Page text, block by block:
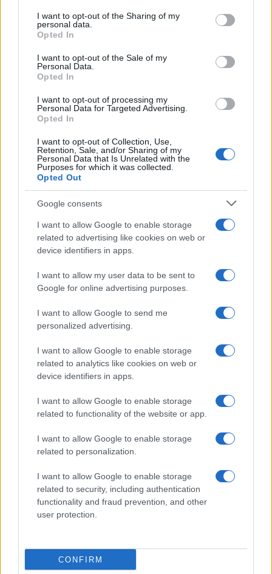
disclose it to other third parties.
Please note that this website/app uses one or more Google
services and may gather and store information including but
not limited to your visit or usage behaviour. You may click to
grant or deny consent to Google and its third-party tags to
consent section.
I want to opt-out of the Sharing of my
personal data.
Opted In
I want to opt-out of the Sale of my
Personal Data.
Opted In
I want to opt-out of processing my
Personal Data for Targeted Advertising.
Opted In
I want to opt-out of Collection, Use,
Retention, Sale, and/or Sharing of my
Personal Data that Is Unrelated with the
Purposes for which it was collected.
Opted Out
Google consents
I want to allow Google to enable storage
related to advertising like cookies on web or
device identifiers in apps.
I want to allow my user data to be sent to
Google for online advertising purposes.
I want to allow Google to send me
personalized advertising.
I want to allow Google to enable storage
related to analytics like cookies on web or
device identifiers in apps.
I want to allow Google to enable storage
related to functionality of the website or app.
I want to allow Google to enable storage
related to personalization.
I want to allow Google to enable storage
related to security, including authentication
functionality and fraud prevention, and other
user protection.
CONFIRM
CHI SIAMO CONTATTI PUBBLICITÀ LAVORA CON NOI
OTTO CHANNEL
Iscritto al Registro degli Operatori di Comunicazione n. 37512
© Riproduzione Riservata – Ne è consentita esclusivamente una